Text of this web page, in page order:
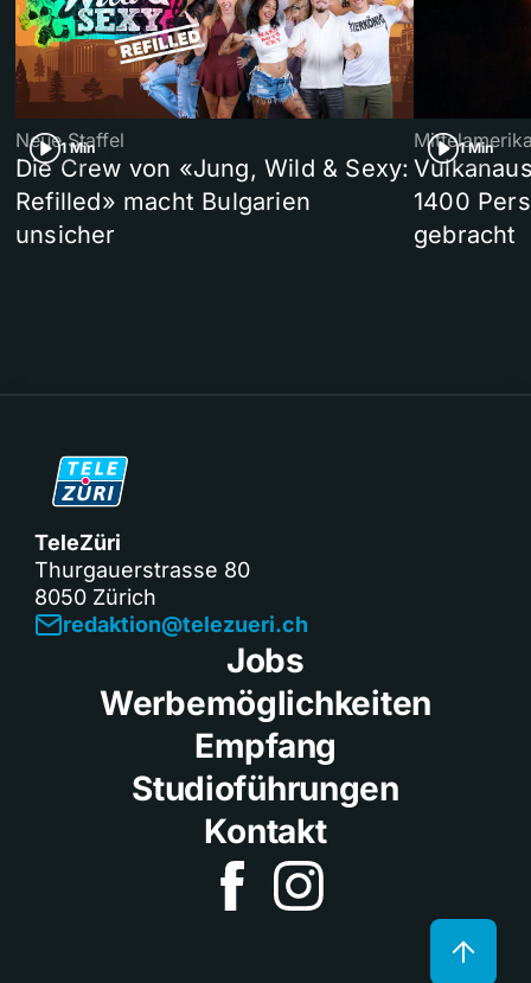
1 Min
Neue Staffel
Die Crew von «Jung, Wild & Sexy:
Refilled» macht Bulgarien
unsicher
1 Min
1400
gebracht
TeleZüri
Thurgauerstrasse 80
8050 Zürich
redaktion@telezueri.ch
Jobs
Werbemöglichkeiten
Empfang
Studioführungen
Kontakt